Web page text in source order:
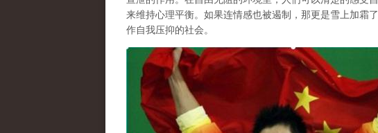
来维持心理平衡。如果连情感也被遏制，那更是雪上加霜
作自我压抑的社会。